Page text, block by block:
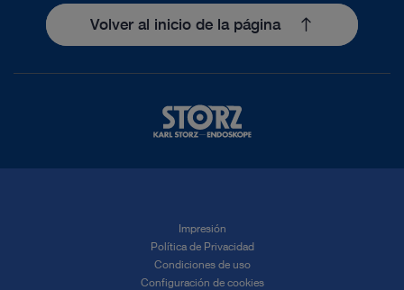
Volver al inicio de la página
Impresión
Política de Privacidad
Condiciones de uso
Configuración de cookies